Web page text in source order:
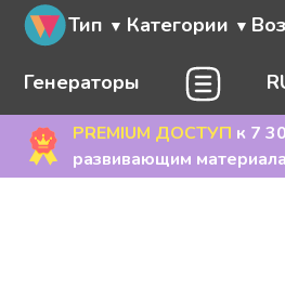
Тип Категории
Генераторы
PREMIUM ДОСТУП к 7
развивающим